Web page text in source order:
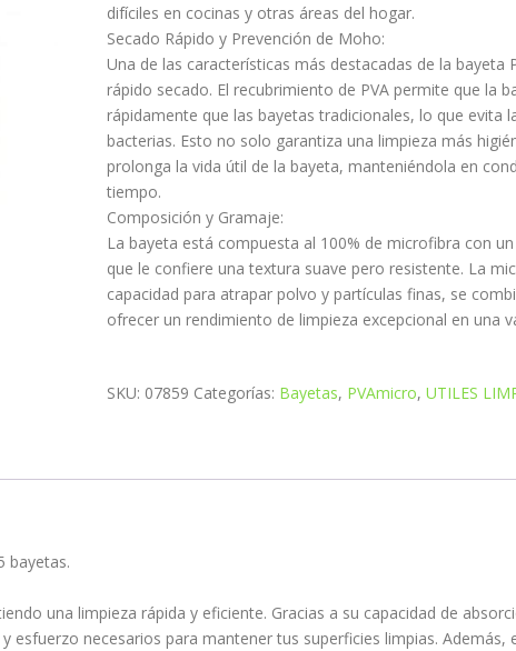
difíciles en cocinas y otras áreas del hogar.
Secado Rápido y Prevención de Moho:
Una de las características más destacadas de la bayeta
rápido secado. El recubrimiento de PVA permite que la
rápidamente que las bayetas tradicionales, lo que evita
bacterias. Esto no solo garantiza una limpieza más
prolonga la vida útil de la bayeta, manteniéndola en
tiempo.
Composición y Gramaje:
La bayeta está compuesta al 100% de microfibra con
que le confiere una textura suave pero resistente. La
capacidad para atrapar polvo y partículas finas, se
ofrecer un rendimiento de limpieza excepcional en una
SKU: 07859 Categorías: Bayetas, PVAmicro,UTILES
bayetas.
una limpieza rápida y eficiente. Gracias a su capacidad de
necesarios para mantener tus superficies limpias. Además,